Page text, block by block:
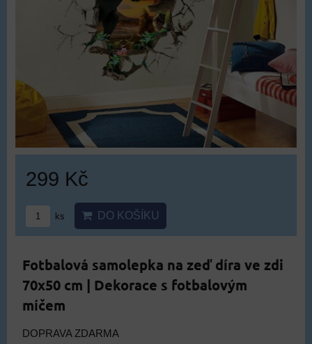
299 Kč
ks DO KOŠÍKU
Fotbalová samolepka na zeď díra ve zdi
70x50 cm | Dekorace s fotbalovým
míčem
DOPRAVA ZDARMA